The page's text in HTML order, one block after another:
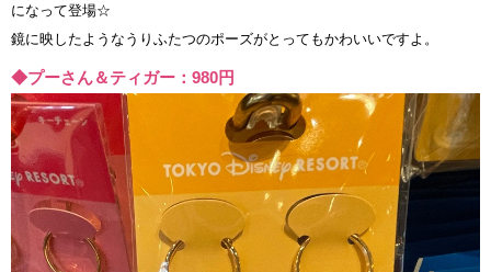
になって登場☆
鏡に映したようなうりふたつのポーズがとってもかわいいですよ。
◆プーさん＆ティガー：980円